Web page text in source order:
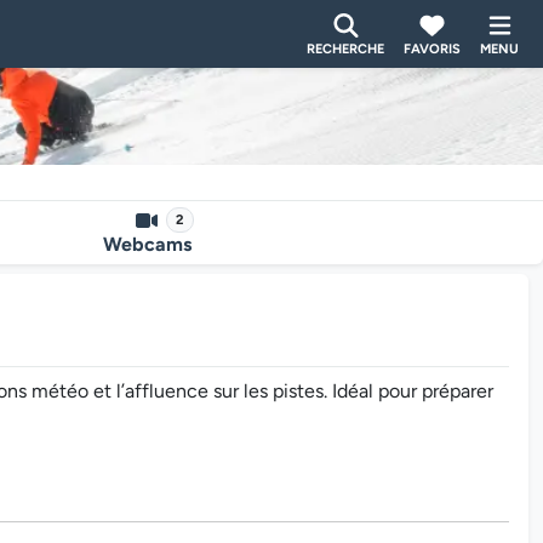
RECHERCHE FAVORIS MENU
2
Webcams
météo et l’affluence sur les pistes. Idéal pour préparer